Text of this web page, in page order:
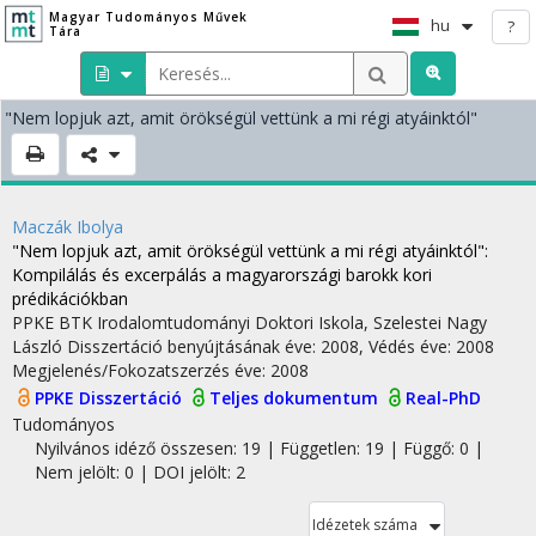
Magyar Tudományos Művek
Tára
hu ?
"Nem lopjuk azt, amit örökségül vettünk a mi régi atyáinktól"
Maczák Ibolya
"Nem lopjuk azt, amit örökségül vettünk a mi régi atyáinktól":
Kompilálás és excerpálás a magyarországi barokk kori
prédikációkban
PPKE BTK Irodalomtudományi Doktori Iskola, Szelestei Nagy
László Disszertáció benyújtásának éve: 2008, Védés éve: 2008
Megjelenés/Fokozatszerzés éve: 2008
PPKE Disszertáció
Teljes dokumentum
Real-PhD
Tudományos
Nyilvános idéző összesen: 19 | Független: 19 | Függő: 0 |
Nem jelölt: 0 | DOI jelölt: 2
Idézetek száma